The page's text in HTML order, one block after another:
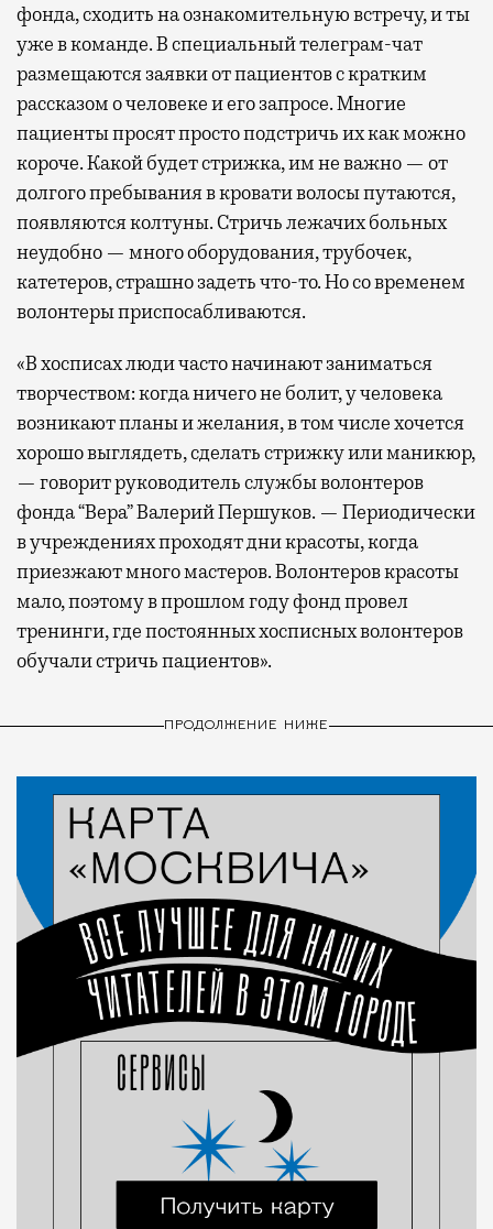
фонда, сходить на ознакомительную встречу, и ты
уже в команде. В специальный телеграм-чат
размещаются заявки от пациентов с кратким
рассказом о человеке и его запросе. Многие
пациенты просят просто подстричь их как можно
короче. Какой будет стрижка, им не важно — от
долгого пребывания в кровати волосы путаются,
появляются колтуны. Стричь лежачих больных
неудобно — много оборудования, трубочек,
катетеров, страшно задеть что-то. Но со временем
волонтеры приспосабливаются.
«В хосписах люди часто начинают заниматься
творчеством: когда ничего не болит, у человека
возникают планы и желания, в том числе хочется
хорошо выглядеть, сделать стрижку или маникюр,
— говорит руководитель службы волонтеров
фонда “Вера” Валерий Першуков. — Периодически
в учреждениях проходят дни красоты, когда
приезжают много мастеров. Волонтеров красоты
мало, поэтому в прошлом году фонд провел
тренинги, где постоянных хосписных волонтеров
обучали стричь пациентов».
ПРОДОЛЖЕНИЕ НИЖЕ